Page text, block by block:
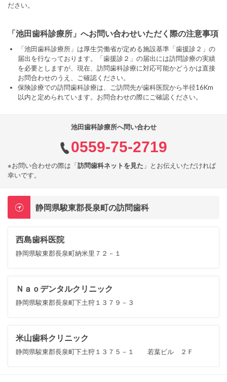
ださい。
「池田歯科診療所」へお問い合わせいただく際の注意事項
「池田歯科診療所」は厚生労働省が定める施設基準「歯援診２」の
届出を行なっております。「歯援診２」の届出には訪問診療の実績
を必要としますが、現在、訪問歯科診療に対応可能かどうかは直接
お問合わせのうえ、ご確認ください。
保険診療での訪問歯科診療は、ご訪問先が歯科医院から半径16Km
以内と定められています。お問合わせの際にご確認ください。
池田歯科診療所へ問い合わせ
0559-75-2719
※お問い合わせの際は「訪問歯科ネットを見た 」とお伝えいただければ
幸いです。
静岡県駿東郡長泉町の訪問歯科
西島歯科医院
静岡県駿東郡長泉町納米里７２－１
Ｎａｏデンタルクリニック
静岡県駿東郡長泉町下土狩１３７９－３
米山歯科クリニック
静岡県駿東郡長泉町下土狩１３７５－１ 若葉ビル ２Ｆ